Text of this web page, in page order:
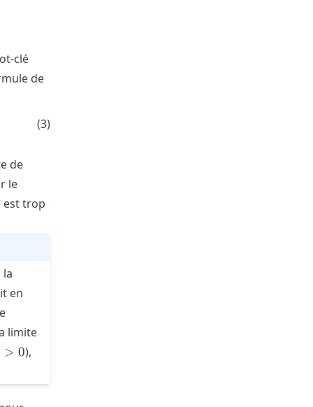
clé
de
- \frac{\tau}{\tau_{cd}} \right) \quad \text{if }
(3)
de
le
est trop
en
limite
> 0),